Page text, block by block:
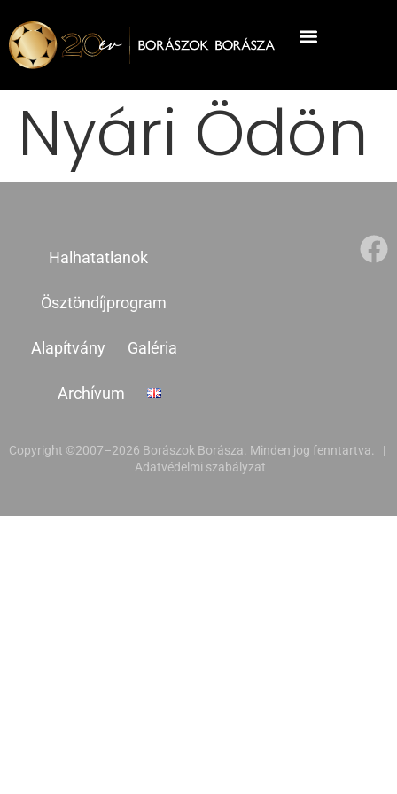
Nyári Ödön
Halhatatlanok
Ösztöndíjprogram
Alapítvány Galéria
Archívum
Copyright ©2007–2026 Borászok Borásza. Minden jog fenntartva. |
Adatvédelmi szabályzat